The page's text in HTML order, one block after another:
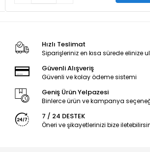
Hızlı Teslimat
Siparişleriniz en kısa sürede elinize
Güvenli Alışveriş
Güvenli ve kolay ödeme sistemi
Geniş Ürün Yelpazesi
Binlerce ürün ve kampanya
7 / 24 DESTEK
Öneri ve şikayetlerinizi bize